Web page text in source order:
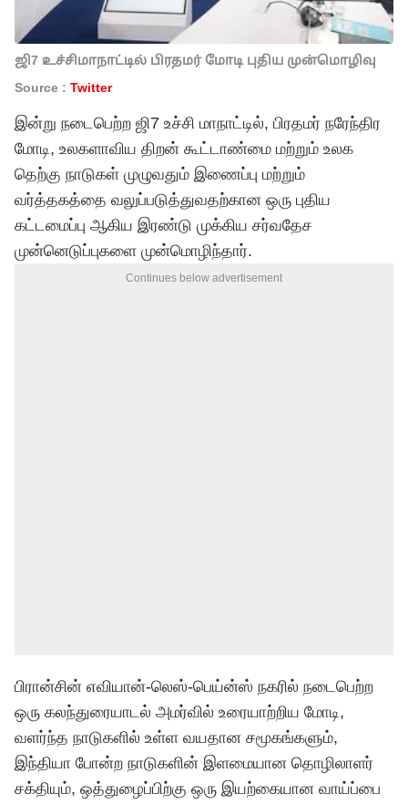
ஜி7 உச்சிமாநாட்டில் பிரதமர் மோடி புதிய முன்மொழிவு
Source : Twitter
இன்று நடைபெற்ற ஜி7 உச்சி மாநாட்டில், பிரதமர் நரேந்திர
மோடி, உலகளாவிய திறன் கூட்டாண்மை மற்றும் உலக
தெற்கு நாடுகள் முழுவதும் இணைப்பு மற்றும்
வர்த்தகத்தை வலுப்படுத்துவதற்கான ஒரு புதிய
கட்டமைப்பு ஆகிய இரண்டு முக்கிய சர்வதேச
முன்னெடுப்புகளை முன்மொழிந்தார்.
Continues below advertisement
பிரான்சின் எவியான்-லெஸ்-பெய்ன்ஸ் நகரில் நடைபெற்ற
ஒரு கலந்துரையாடல் அமர்வில் உரையாற்றிய மோடி,
வளர்ந்த நாடுகளில் உள்ள வயதான சமூகங்களும்,
இந்தியா போன்ற நாடுகளின் இளமையான தொழிலாளர்
சக்தியும், ஒத்துழைப்பிற்கு ஒரு இயற்கையான வாய்ப்பை